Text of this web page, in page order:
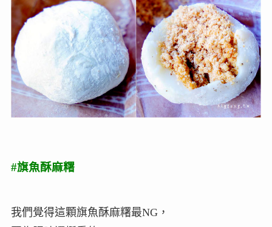
#旗魚酥麻糬
我們覺得這顆旗魚酥麻糬最NG，